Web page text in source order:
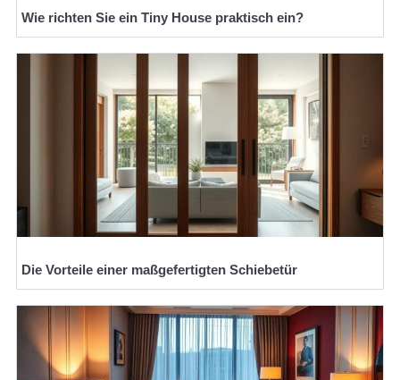
Wie richten Sie ein Tiny House praktisch ein?
Die Vorteile einer maßgefertigten Schiebetür